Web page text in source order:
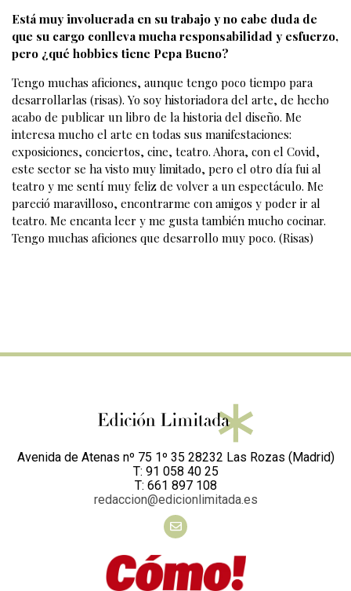
Está muy involucrada en su trabajo y no cabe duda de
que su cargo conlleva mucha responsabilidad y esfuerzo,
pero ¿qué hobbies tiene Pepa Bueno?
Tengo muchas aficiones, aunque tengo poco tiempo para
desarrollarlas (risas). Yo soy historiadora del arte, de hecho
acabo de publicar un libro de la historia del diseño. Me
interesa mucho el arte en todas sus manifestaciones:
exposiciones, conciertos, cine, teatro. Ahora, con el Covid,
este sector se ha visto muy limitado, pero el otro día fui al
teatro y me sentí muy feliz de volver a un espectáculo. Me
pareció maravilloso, encontrarme con amigos y poder ir al
teatro. Me encanta leer y me gusta también mucho cocinar.
Tengo muchas aficiones que desarrollo muy poco. (Risas)
Avenida de Atenas nº 75 1º 35 28232 Las Rozas (Madrid)
T: 91 058 40 25
T: 661 897 108
redaccion@edicionlimitada.es